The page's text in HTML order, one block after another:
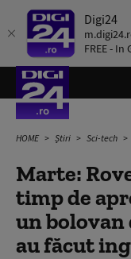
Digi24
FREE - In
HOME Știri Sci-tech
Marte:
timp de
un bolovan
au făcut